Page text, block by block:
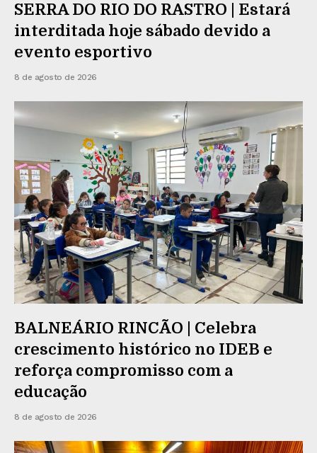
SERRA DO RIO DO RASTRO | Estará
interditada hoje sábado devido a
evento esportivo
8 de agosto de 2026
BALNEÁRIO RINCÃO | Celebra
crescimento histórico no IDEB e
reforça compromisso com a
educação
8 de agosto de 2026